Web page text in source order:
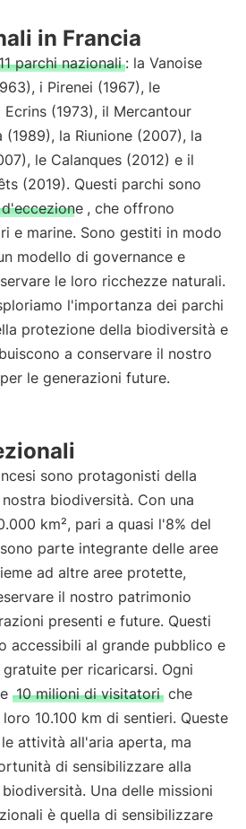
in Francia
parchi nazionali : la Vanoise
i Pirenei (1967), le
Ecrins (1973), il Mercantour
(1989), la Riunione (2007), la
le Calanques (2012) e il
(2019). Questi parchi sono
, che offrono
e marine. Sono gestiti in modo
modello di governance e
le loro ricchezze naturali.
l'importanza dei parchi
protezione della biodiversità e
a conservare il nostro
le generazioni future.
sono protagonisti della
biodiversità. Con una
km², pari a quasi l'8% del
parte integrante delle aree
ad altre aree protette,
il nostro patrimonio
presenti e future. Questi
accessibili al grande pubblico e
per ricaricarsi. Ogni
10 milioni di visitatori che
10.100 km di sentieri. Queste
attività all'aria aperta, ma
di sensibilizzare alla
Una delle missioni
è quella di sensibilizzare